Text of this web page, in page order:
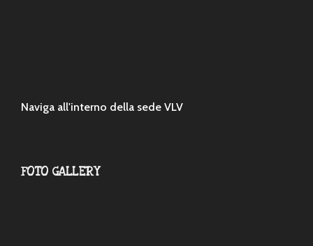
Naviga all'interno della sede VLV
FOTO GALLERY